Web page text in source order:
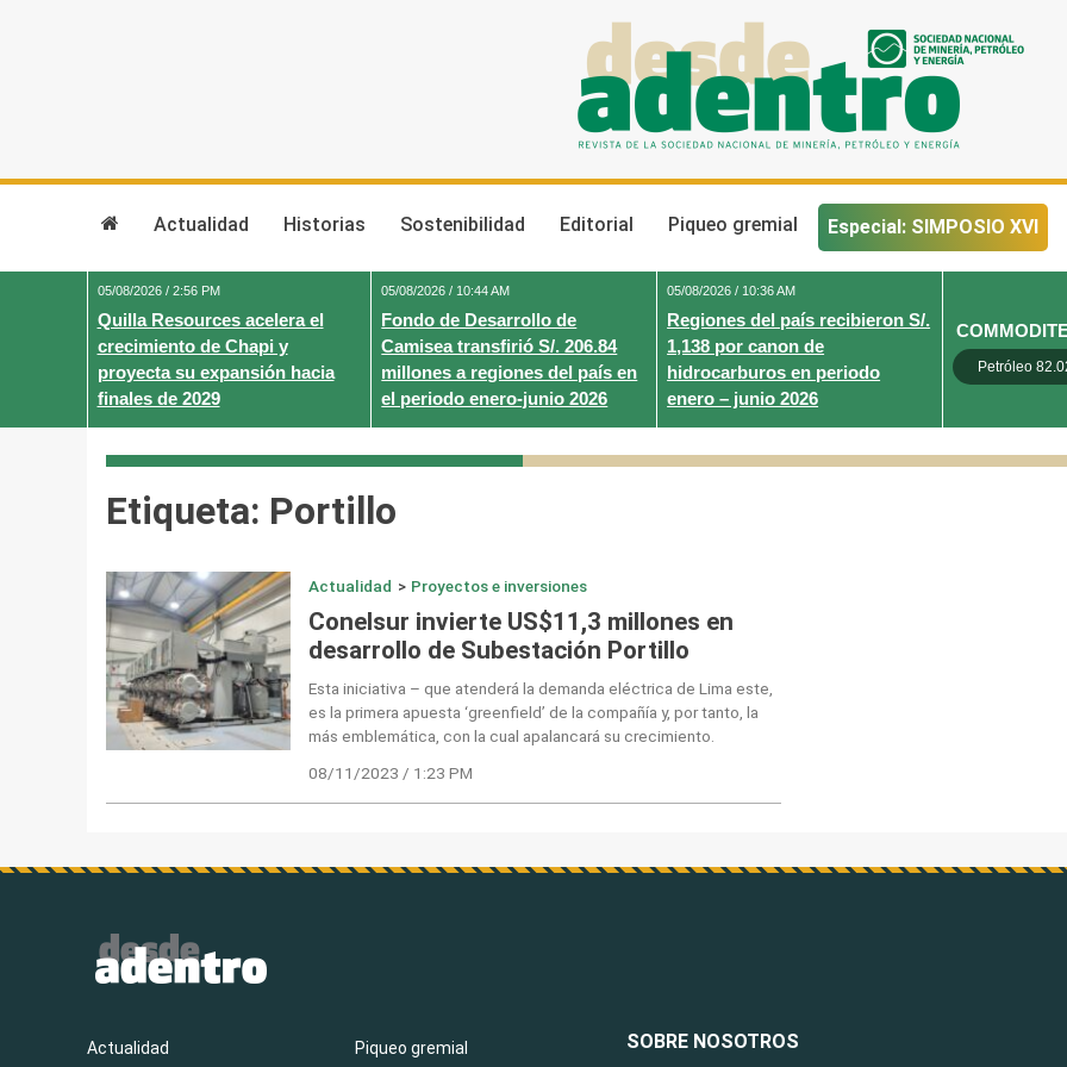
Actualidad Historias Sostenibilidad Editorial Piqueo gremial Especial: SIMPOSIO XVI
05/08/2026 / 2:56 PM
Quilla Resources acelera el
crecimiento de Chapi y
proyecta su expansión hacia
finales de 2029
05/08/2026 / 10:44 AM
Fondo de Desarrollo de
Camisea transfirió S/. 206.84
millones a regiones del país en
el periodo enero-junio 2026
05/08/2026 / 10:36 AM
Regiones del país recibieron S/.
1,138 por canon de
hidrocarburos en periodo
enero – junio 2026
Petróleo
Etiqueta: Portillo
Actualidad > Proyectos e inversiones
Conelsur invierte US$11,3 millones en
desarrollo de Subestación Portillo
Esta iniciativa – que atenderá la demanda eléctrica de Lima este,
es la primera apuesta ‘greenfield’ de la compañía y, por tanto, la
más emblemática, con la cual apalancará su crecimiento.
08/11/2023 / 1:23 PM
Actualidad Piqueo gremial SOBRE NOSOTROS